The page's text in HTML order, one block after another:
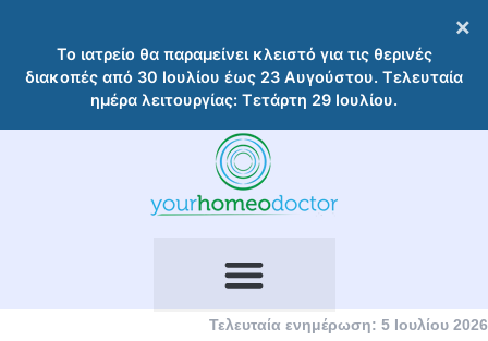
Το ιατρείο θα παραμείνει κλειστό για τις θερινές
διακοπές από 30 Ιουλίου έως 23 Αυγούστου. Τελευταία
ημέρα λειτουργίας: Τετάρτη 29 Ιουλίου.
×
περιεχόμενο
Τελευταία ενημέρωση: 5 Ιουλίου 2026